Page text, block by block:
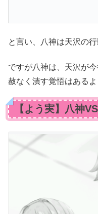
と言い、八神は天沢の行
ですが八神は、天沢が
赦なく潰す覚悟はあるよ
【よう実】八神